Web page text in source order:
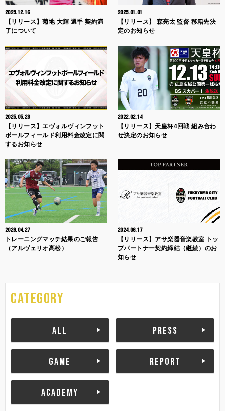
2025.12.16
【リリース】菊地 大輝 選手 契約満
了について
2025.01.01
【リリース】 森亮太 監督 移籍先決
定のお知らせ
2025.05.23
【リリース】エヴォルヴィンフット
ボールフィールド利用料金改定に関
するお知らせ
2022.02.14
【リリース】天皇杯4回戦 組み合わ
せ決定のお知らせ
2026.04.27
トレーニングマッチ結果のご報告
（アルヴェリオ高松）
2024.06.17
【リリース】アサ楽器音楽教室 トッ
プパートナー契約締結（継続）のお
知らせ
CATEGORY
ALL PRESS
GAME REPORT
ACADEMY